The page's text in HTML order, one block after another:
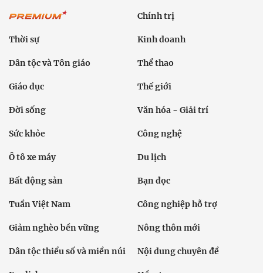
Chính trị
Thời sự Kinh doanh
Dân tộc và Tôn giáo Thể thao
Giáo dục Thế giới
Đời sống Văn hóa - Giải trí
Sức khỏe Công nghệ
Ô tô xe máy Du lịch
Bất động sản Bạn đọc
Tuần Việt Nam Công nghiệp hỗ trợ
Giảm nghèo bền vững Nông thôn mới
Dân tộc thiểu số và miền núi Nội dung chuyên đề